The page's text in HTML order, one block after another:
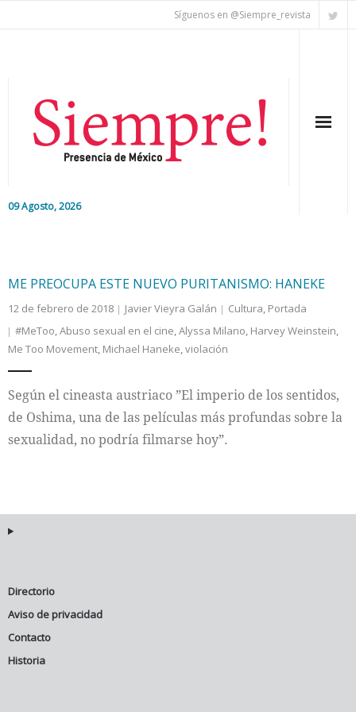
Síguenos en @Siempre_revista
09 Agosto, 2026
Nacional
Colaboradores
Internacional
Cultura
ME PREOCUPA ESTE NUEVO PURITANISMO: HANEKE
12 de febrero de 2018 Javier Vieyra Galán Cultura, Portada
#MeToo,Abuso sexual en el cine,Alyssa Milano, Harvey Weinstein,
Me Too Movement, Michael Haneke,violación
Según el cineasta austriaco ”El imperio de los sentidos,
de Oshima, una de las películas más profundas sobre la
sexualidad, no podría filmarse hoy”.
Directorio
Aviso de privacidad
Contacto
Historia